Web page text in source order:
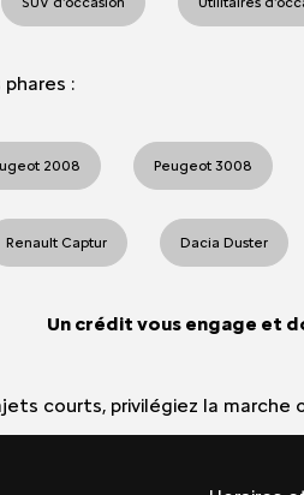
:
2008 Peugeot 3008
Renault Captur Dacia Duster
Un crédit vous engage et
courts, privilégiez la marche